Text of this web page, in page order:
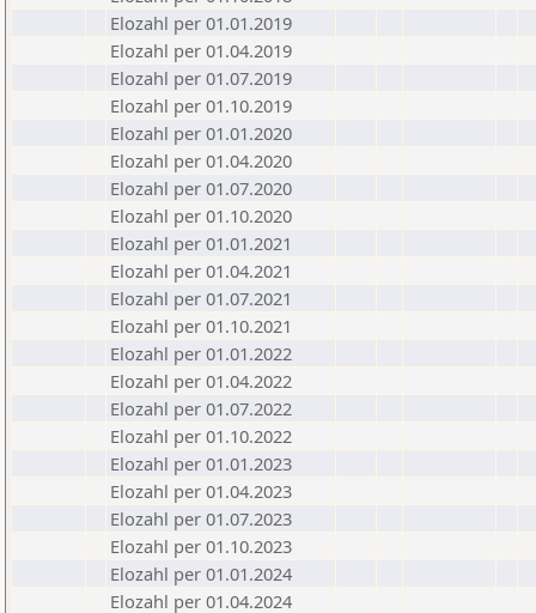
Elozahl per 01.01.2019
Elozahl per 01.04.2019
Elozahl per 01.07.2019
Elozahl per 01.10.2019
Elozahl per 01.01.2020
Elozahl per 01.04.2020
Elozahl per 01.07.2020
Elozahl per 01.10.2020
Elozahl per 01.01.2021
Elozahl per 01.04.2021
Elozahl per 01.07.2021
Elozahl per 01.10.2021
Elozahl per 01.01.2022
Elozahl per 01.04.2022
Elozahl per 01.07.2022
Elozahl per 01.10.2022
Elozahl per 01.01.2023
Elozahl per 01.04.2023
Elozahl per 01.07.2023
Elozahl per 01.10.2023
Elozahl per 01.01.2024
Elozahl per 01.04.2024